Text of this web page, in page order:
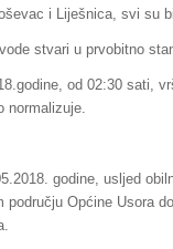
i Liješnica, svi su
stvari u prvobitno
od 02:30 sati,
normalizuje.
godine, usljed
području Općine Usora